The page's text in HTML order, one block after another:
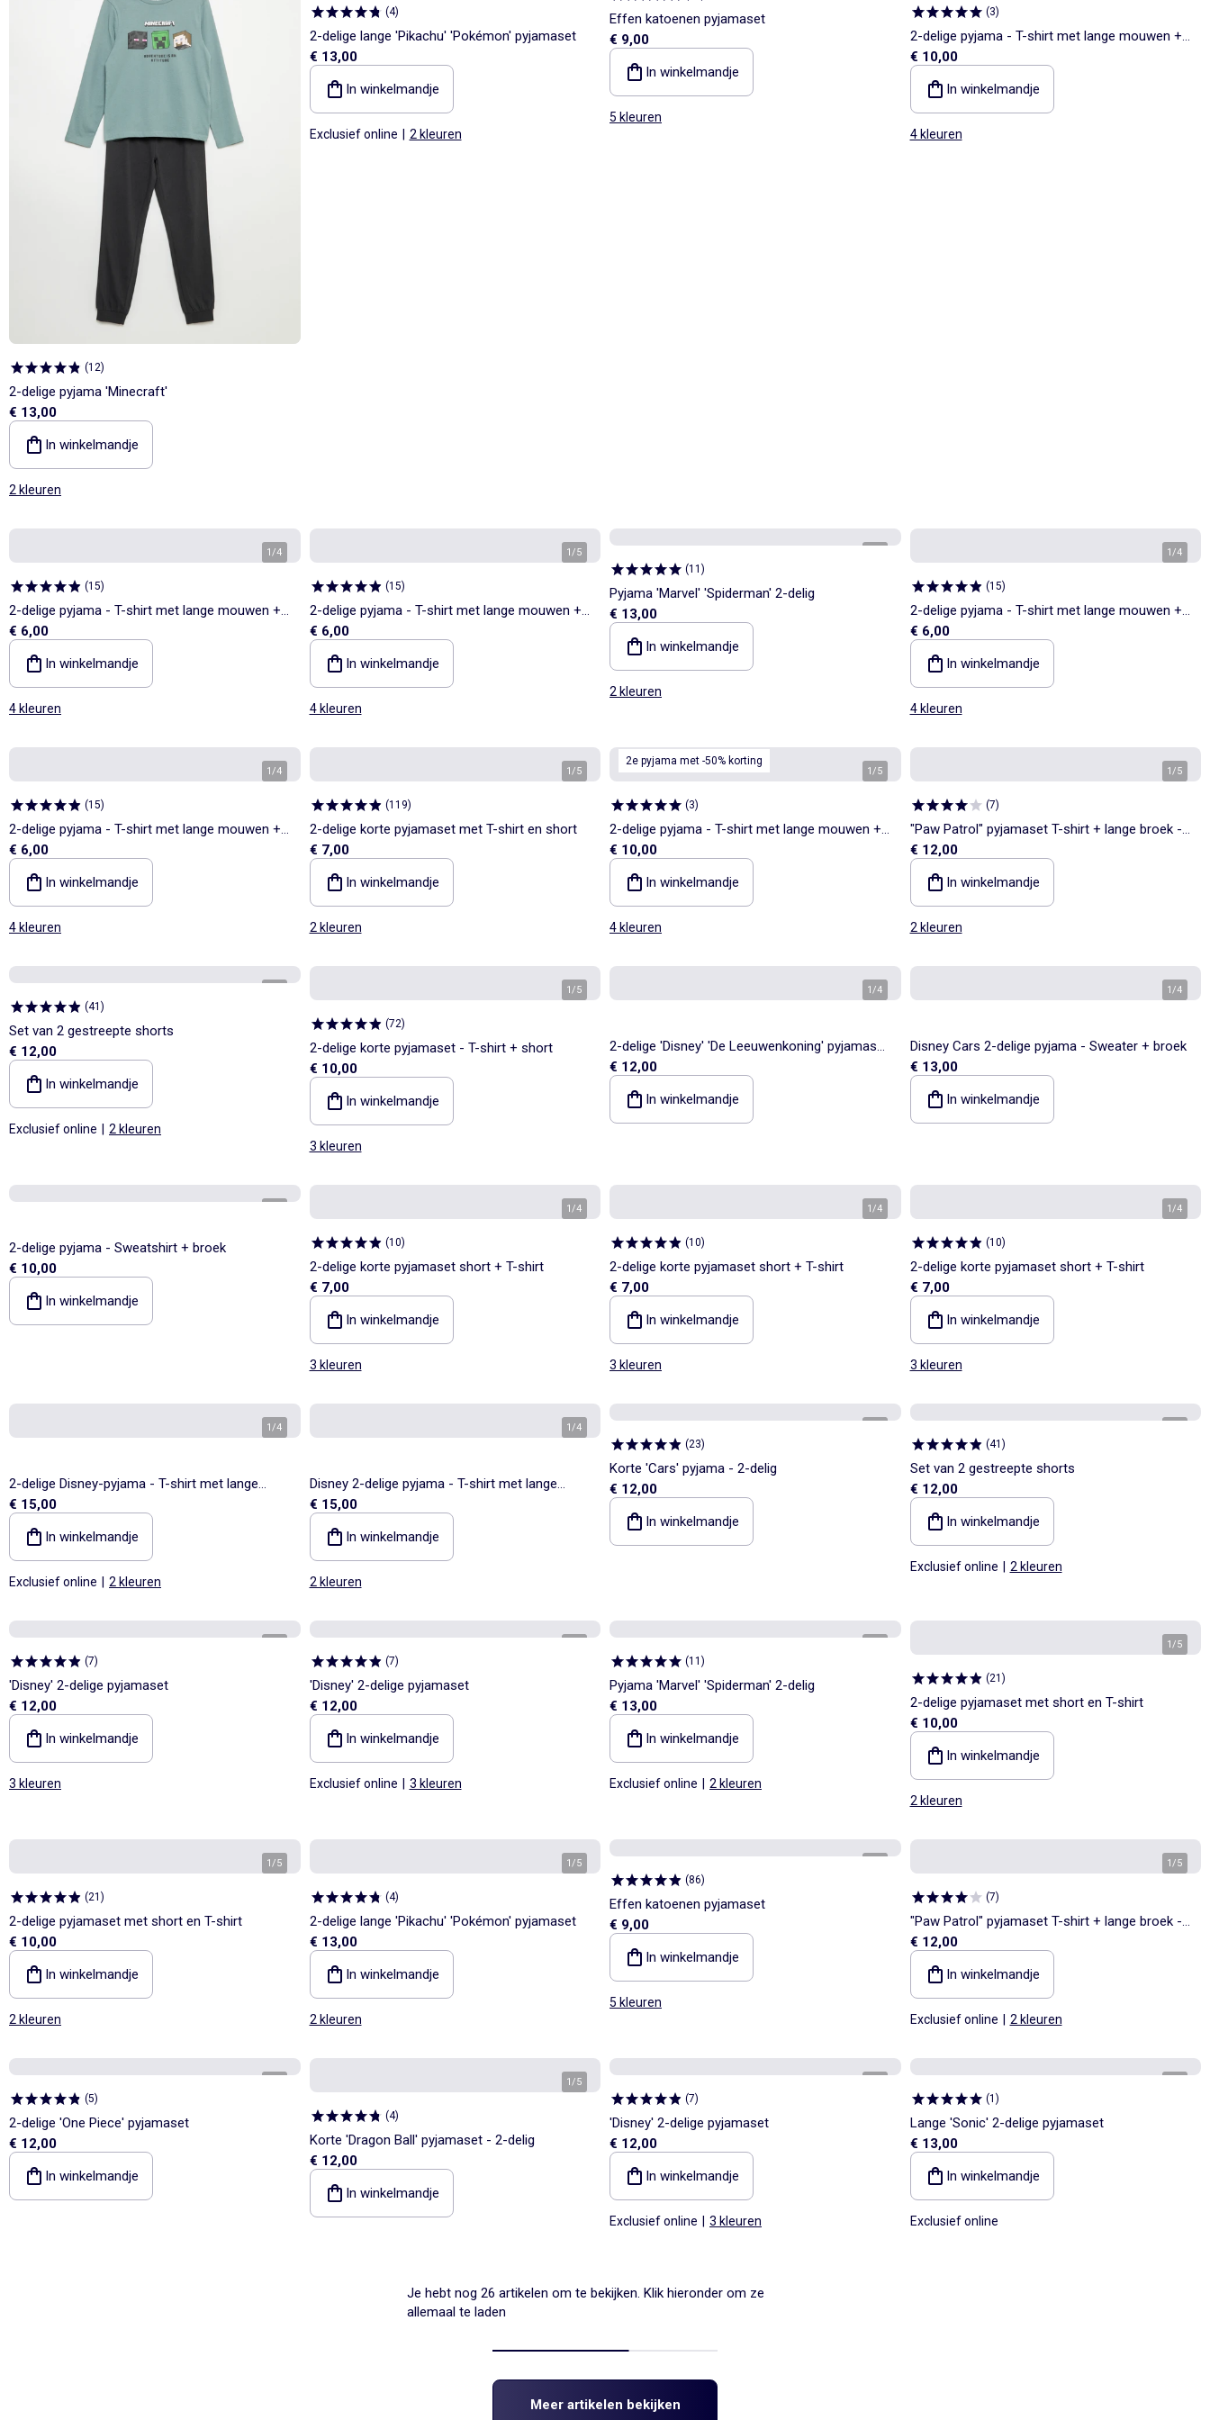
(12)
2-delige pyjama 'Minecraft'
€ 13,00
In winkelmandje
2 kleuren
(4)
2-delige lange 'Pikachu' 'Pokémon' pyjamaset
€ 13,00
In winkelmandje
Exclusief online 2 kleuren
Effen katoenen pyjamaset
€ 9,00
In winkelmandje
5 kleuren
(3)
2-delige pyjama - T-shirt met lange mouwen +
broek
€ 10,00
In winkelmandje
4 kleuren
1/4
(15)
2-delige pyjama - T-shirt met lange mouwen +
broek
€ 6,00
In winkelmandje
4 kleuren
1/5
(15)
2-delige pyjama - T-shirt met lange mouwen +
broek
€ 6,00
In winkelmandje
4 kleuren
(11 )
Pyjama 'Marvel' 'Spiderman' 2-delig
€ 13,00
In winkelmandje
2 kleuren
1/4
(15)
2-delige pyjama - T-shirt met lange mouwen +
broek
€ 6,00
In winkelmandje
4 kleuren
1/4
(15)
2-delige pyjama - T-shirt met lange mouwen +
broek
€ 6,00
In winkelmandje
4 kleuren
1/5
(119)
2-delige korte pyjamaset met T-shirt en short
€ 7,00
In winkelmandje
2 kleuren
2e pyjama met -50% korting
1/5
(3)
2-delige pyjama - T-shirt met lange mouwen +
broek
€ 10,00
In winkelmandje
4 kleuren
1/5
(7)
"Paw Patrol" pyjamaset T-shirt + lange broek -
2-delig
€ 12,00
In winkelmandje
2 kleuren
(41 )
Set van 2 gestreepte shorts
€ 12,00
In winkelmandje
Exclusief online 2 kleuren
1/5
(72)
2-delige korte pyjamaset - T-shirt + short
€ 10,00
In winkelmandje
3 kleuren
1/4
2-delige 'Disney' 'De Leeuwenkoning' pyjamaset
- Sweater en broek
€ 12,00
In winkelmandje
1/4
Disney Cars 2-delige pyjama - Sweater + broek
€ 13,00
In winkelmandje
2-delige pyjama - Sweatshirt + broek
€ 10,00
In winkelmandje
1/4
(10)
2-delige korte pyjamaset short + T-shirt
€ 7,00
In winkelmandje
3 kleuren
1/4
(10)
2-delige korte pyjamaset short + T-shirt
€ 7,00
In winkelmandje
3 kleuren
1/4
(10)
2-delige korte pyjamaset short + T-shirt
€ 7,00
In winkelmandje
3 kleuren
1/4
2-delige Disney-pyjama - T-shirt met lange
mouwen + broek
€ 15,00
In winkelmandje
Exclusief online 2 kleuren
1/4
Disney 2-delige pyjama - T-shirt met lange
mouwen + broek
€ 15,00
In winkelmandje
2 kleuren
(23)
Korte 'Cars' pyjama - 2-delig
€ 12,00
In winkelmandje
(41 )
Set van 2 gestreepte shorts
€ 12,00
In winkelmandje
Exclusief online 2 kleuren
(7)
'Disney' 2-delige pyjamaset
€ 12,00
In winkelmandje
3 kleuren
(7)
'Disney' 2-delige pyjamaset
€ 12,00
In winkelmandje
Exclusief online 3 kleuren
(11 )
Pyjama 'Marvel' 'Spiderman' 2-delig
€ 13,00
In winkelmandje
Exclusief online 2 kleuren
1/5
(21 )
2-delige pyjamaset met short en T-shirt
€ 10,00
In winkelmandje
2 kleuren
1/5
(21 )
2-delige pyjamaset met short en T-shirt
€ 10,00
In winkelmandje
2 kleuren
1/5
(4)
2-delige lange 'Pikachu' 'Pokémon' pyjamaset
€ 13,00
In winkelmandje
2 kleuren
(86)
Effen katoenen pyjamaset
€ 9,00
In winkelmandje
5 kleuren
1/5
(7)
"Paw Patrol" pyjamaset T-shirt + lange broek -
2-delig
€ 12,00
In winkelmandje
Exclusief online 2 kleuren
(5)
2-delige 'One Piece' pyjamaset
€ 12,00
In winkelmandje
1/5
(4)
Korte 'Dragon Ball' pyjamaset - 2-delig
€ 12,00
In winkelmandje
(7)
'Disney' 2-delige pyjamaset
€ 12,00
In winkelmandje
Exclusief online 3 kleuren
(1 )
Lange 'Sonic' 2-delige pyjamaset
€ 13,00
In winkelmandje
Exclusief online
Je hebt nog 26 artikelen om te bekijken. Klik hieronder om ze
allemaal te laden
Meer artikelen bekijken